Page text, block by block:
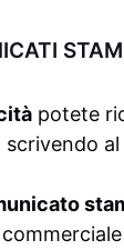
potete
al